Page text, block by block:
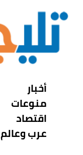
أخبار
منوعات
اقتصاد
عرب وعالم